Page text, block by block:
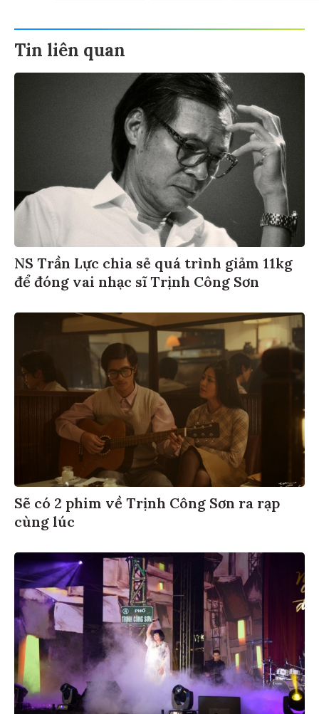
Tin liên quan
NS Trần Lực chia sẻ quá trình giảm 11kg
để đóng vai nhạc sĩ Trịnh Công Sơn
Sẽ có 2 phim về Trịnh Công Sơn ra rạp
cùng lúc